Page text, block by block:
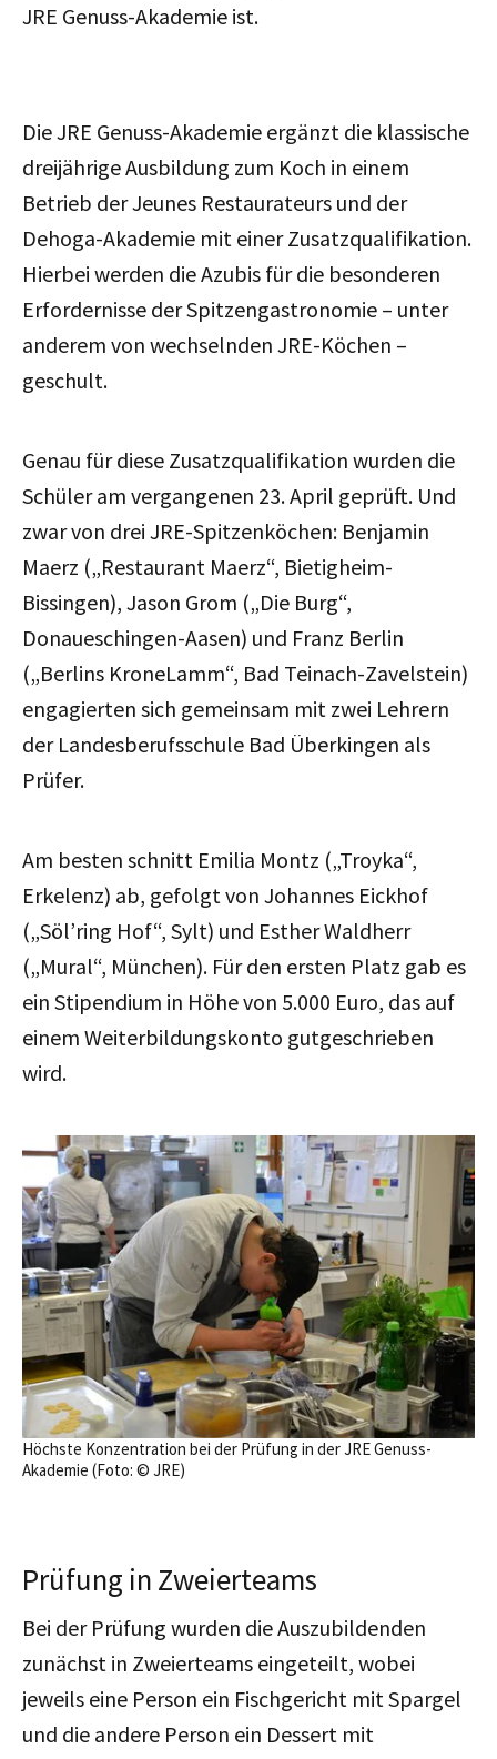
JRE Genuss-Akademie ist.
Die JRE Genuss-Akademie ergänzt die klassische
dreijährige Ausbildung zum Koch in einem
Betrieb der Jeunes Restaurateurs und der
Dehoga-Akademie mit einer Zusatzqualifikation.
Hierbei werden die Azubis für die besonderen
Erfordernisse der Spitzengastronomie – unter
anderem von wechselnden JRE-Köchen –
geschult.
Genau für diese Zusatzqualifikation wurden die
Schüler am vergangenen 23. April geprüft. Und
zwar von drei JRE-Spitzenköchen: Benjamin
Maerz („Restaurant Maerz“, Bietigheim-
Bissingen), Jason Grom („Die Burg“,
Donaueschingen-Aasen) und Franz Berlin
(„Berlins KroneLamm“, Bad Teinach-Zavelstein)
engagierten sich gemeinsam mit zwei Lehrern
der Landesberufsschule Bad Überkingen als
Prüfer.
Am besten schnitt Emilia Montz („Troyka“,
Erkelenz) ab, gefolgt von Johannes Eickhof
(„Söl’ring Hof“, Sylt) und Esther Waldherr
(„Mural“, München). Für den ersten Platz gab es
ein Stipendium in Höhe von 5.000 Euro, das auf
einem Weiterbildungskonto gutgeschrieben
wird.
Höchste Konzentration bei der Prüfung in der JRE Genuss-
Akademie (Foto: © JRE)
Prüfung in Zweierteams
Bei der Prüfung wurden die Auszubildenden
zunächst in Zweierteams eingeteilt, wobei
jeweils eine Person ein Fischgericht mit Spargel
und die andere Person ein Dessert mit